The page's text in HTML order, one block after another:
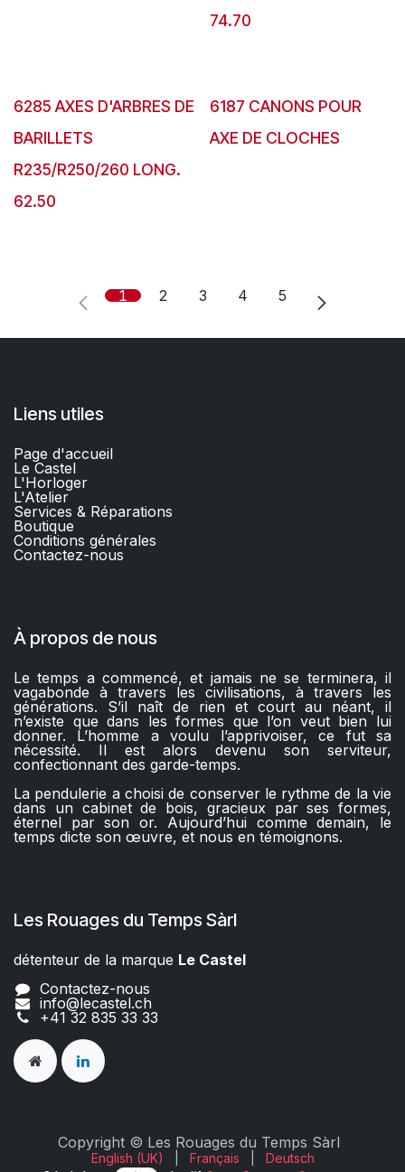
74.70
6285 AXES D'ARBRES DE
BARILLETS
R235/R250/260 LONG.
62.50
6187 CANONS POUR
AXE DE CLOCHES
1 2 3 4 5
Liens utiles
Page d'accueil
Le Castel
L'Horloger
L'Atelier
Services & Réparations
Boutique
Conditions générales
Contactez-nous​
À propos de nous
Le temps a commencé, et jamais ne se terminera, il
vagabonde à travers les civilisations, à travers les
générations. S’il naît de rien et court au néant, il
n’existe que dans les formes que l’on veut bien lui
donner. L’homme a voulu l’apprivoiser, ce fut sa
nécessité. Il est alors devenu son serviteur,
confectionnant des garde-temps.
La pendulerie a choisi de conserver le rythme de la vie
dans un cabinet de bois, gracieux par ses formes,
éternel par son or. Aujourd’hui comme demain, le
temps dicte son œuvre, et nous en témoignons.
Les Rouages du Temps Sàrl
détenteur de la marque Le Castel​​
Contactez-nous
info@lecastel.ch
+41 32 835 33 33
Copyright © Les Rouages du Temps Sàrl
English (UK) Français
Deutsch